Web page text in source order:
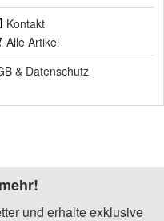
Kontakt
Alle Artikel
& Datenschutz
und erhalte exklusive